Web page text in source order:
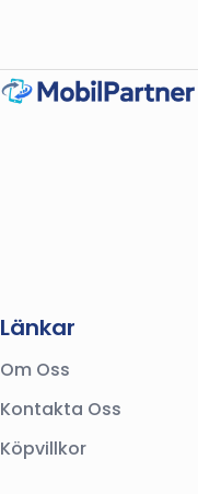
Länkar
Om Oss
Kontakta Oss
Köpvillkor